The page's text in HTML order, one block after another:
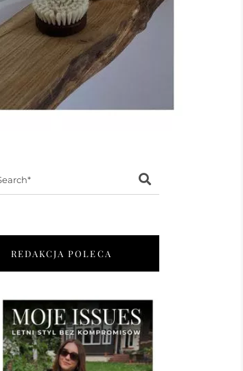
REDAKCJA POLECA